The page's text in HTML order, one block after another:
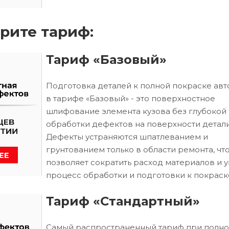
тариф:
Тариф «Базовый»
Подготовка деталей к полной покраске
в тарифе «Базовый» - это поверхностное
шлифование элемента кузова без глубокой
обработки дефектов на поверхности
Дефекты устраняются шпатлеванием и
грунтованием только в области ремонта, что
позволяет сократить расход материалов и
процесс обработки и подготовки к
Тариф «Стандартный»